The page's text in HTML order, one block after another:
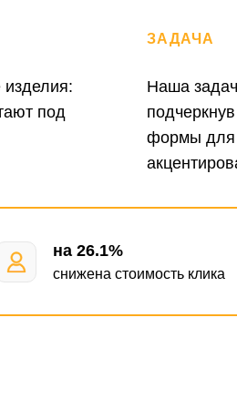
под
Наша
формы для
ЗАДАЧА
на 26.1%
снижена стоимость клика